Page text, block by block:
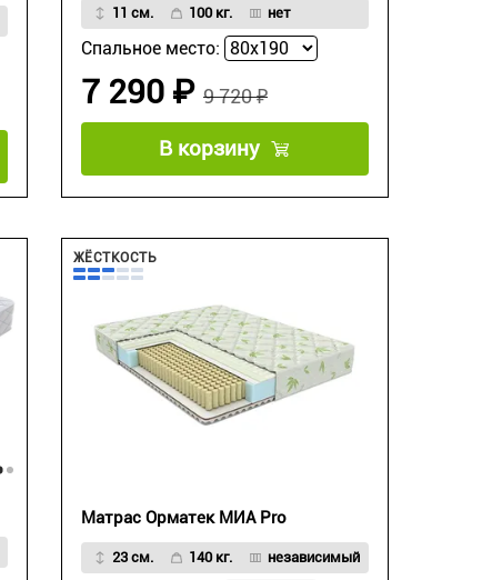
11 см. 100 кг. нет
Спальное место:
9 720 ₽
7 290 ₽
В корзину
ЖЁСТКОСТЬ
Матрас Орматек МИА Pro
23 см. 140 кг. независимый